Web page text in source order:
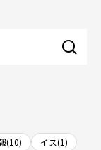
(10)
イス(1)